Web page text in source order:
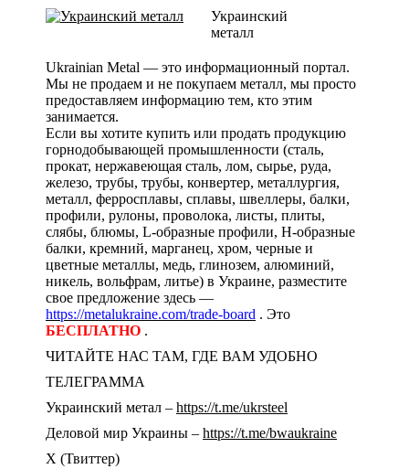
Украинский
металл
Ukrainian Metal — это информационный портал.
Мы не продаем и не покупаем металл, мы просто
предоставляем информацию тем, кто этим
занимается.
Если вы хотите купить или продать продукцию
горнодобывающей промышленности (сталь,
прокат, нержавеющая сталь, лом, сырье, руда,
железо, трубы, трубы, конвертер, металлургия,
металл, ферросплавы, сплавы, швеллеры, балки,
профили, рулоны, проволока, листы, плиты,
слябы, блюмы, L-образные профили, H-образные
балки, кремний, марганец, хром, черные и
цветные металлы, медь, глинозем, алюминий,
никель, вольфрам, литье) в Украине, разместите
свое предложение здесь —
https://metalukraine.com/trade-board . Это
БЕСПЛАТНО .
ЧИТАЙТЕ НАС ТАМ, ГДЕ ВАМ УДОБНО
ТЕЛЕГРАММА
Украинский метал – https://t.me/ukrsteel
Деловой мир Украины – https://t.me/bwaukraine
Х (Твиттер)